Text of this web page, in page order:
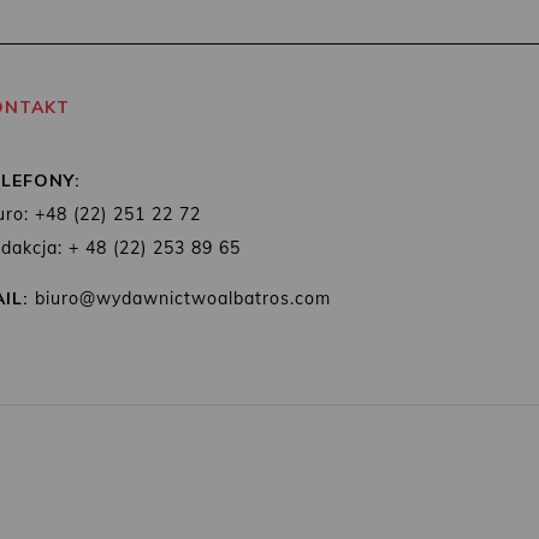
+48 (22) 251 22 72
+ 48 (22) 253 89 65
biuro@wydawnictwoalbatros.com